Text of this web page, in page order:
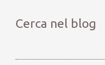
Cerca nel blog